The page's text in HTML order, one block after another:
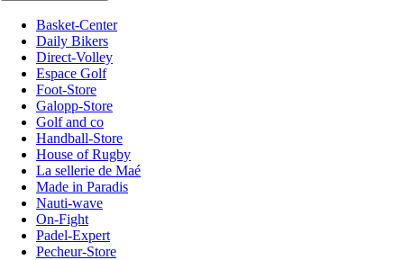
Basket-Center
Daily Bikers
Direct-Volley
Espace Golf
Foot-Store
Galopp-Store
Golf and co
Handball-Store
House of Rugby
La sellerie de Maé
Made in Paradis
Nauti-wave
On-Fight
Padel-Expert
Pecheur-Store